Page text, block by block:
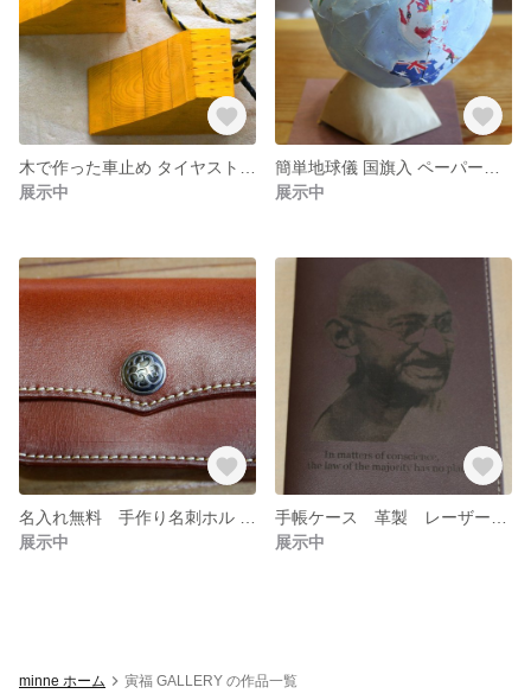
展示中
展示中
展示中
展示中
minne ホーム 寅福 GALLERY の作品一覧